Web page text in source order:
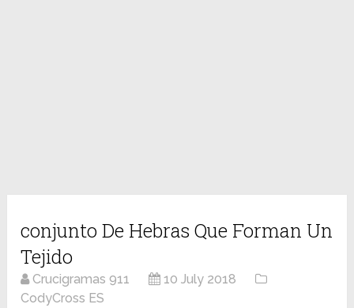
conjunto De Hebras Que Forman Un
Tejido
Crucigramas 911
10 July 2018
CodyCross ES